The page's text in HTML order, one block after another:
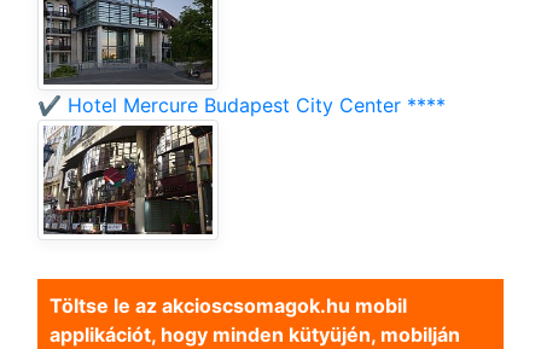
✔️ Hotel Mercure Budapest City Center ****
Töltse le az akcioscsomagok.hu mobil
applikációt, hogy minden kütyüjén, mobilján